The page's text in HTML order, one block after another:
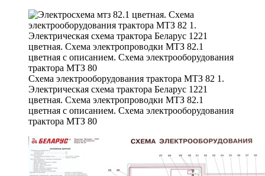
Схема электрооборудования трактора МТЗ 82 1.
Электрическая схема трактора Беларус 1221
цветная. Схема электропроводки МТЗ 82.1
цветная с описанием. Схема электрооборудования
трактора МТЗ 80